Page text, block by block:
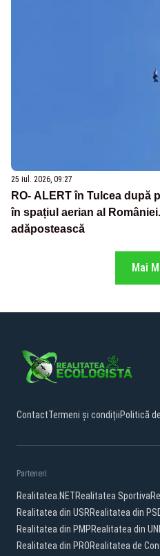
25 iul. 2026, 09:27
RO- ALERT în Tulcea după
în spațiul aerian al
adăpostească
Mai
ContactTermeni și condițiiPolitică
Parteneri:
Realitatea.NETRealitatea Sportiva
Realitatea din USRRealitatea din
Realitatea din PMPRealitatea din
Realitatea din PRORealitatea de